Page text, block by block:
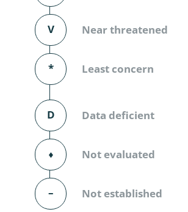
V Near threatened
* Least concern
D Data deficient
⬧ Not evaluated
– Not established